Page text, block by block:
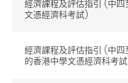
經濟課程及評估指引 (中四
文憑經濟科考試)
經濟課程及評估指引 (中四
的香港中學文憑經濟科考試